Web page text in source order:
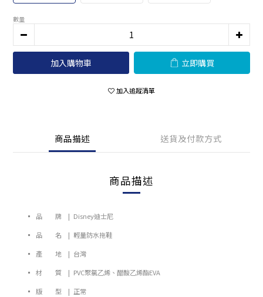
數量
加入購物車 立即購買
加入追蹤清單
商品描述 送貨及付款方式
商品描述
▪ 品 牌 | Disney迪士尼
▪ 品 名 | 輕量防水拖鞋
▪ 產 地 | 台灣
▪ 材 質 | PVC聚氯乙烯、醋酸乙烯酯EVA
▪ 版 型 | 正常